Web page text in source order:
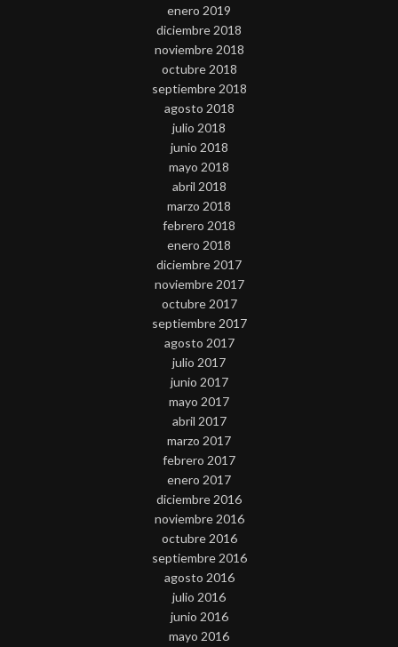
enero 2019
diciembre 2018
noviembre 2018
octubre 2018
septiembre 2018
agosto 2018
julio 2018
junio 2018
mayo 2018
abril 2018
marzo 2018
febrero 2018
enero 2018
diciembre 2017
noviembre 2017
octubre 2017
septiembre 2017
agosto 2017
julio 2017
junio 2017
mayo 2017
abril 2017
marzo 2017
febrero 2017
enero 2017
diciembre 2016
noviembre 2016
octubre 2016
septiembre 2016
agosto 2016
julio 2016
junio 2016
mayo 2016